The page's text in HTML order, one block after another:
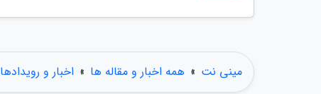
مینی نت » همه اخبار و مقاله ها » اخبار و رویدادها